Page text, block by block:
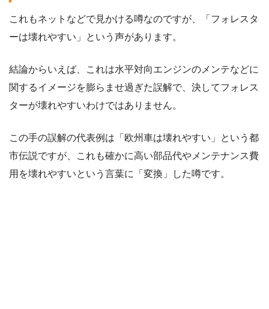
これもネットなどで見かける噂なのですが、「フォレスタ
ーは壊れやすい」という声があります。
結論からいえば、これは水平対向エンジンのメンテなどに
関するイメージを膨らませ過ぎた誤解で、決してフォレス
ターが壊れやすいわけではありません。
この手の誤解の代表例は「欧州車は壊れやすい」という都
市伝説ですが、これも確かに高い部品代やメンテナンス費
用を壊れやすいという言葉に「変換」した噂です。